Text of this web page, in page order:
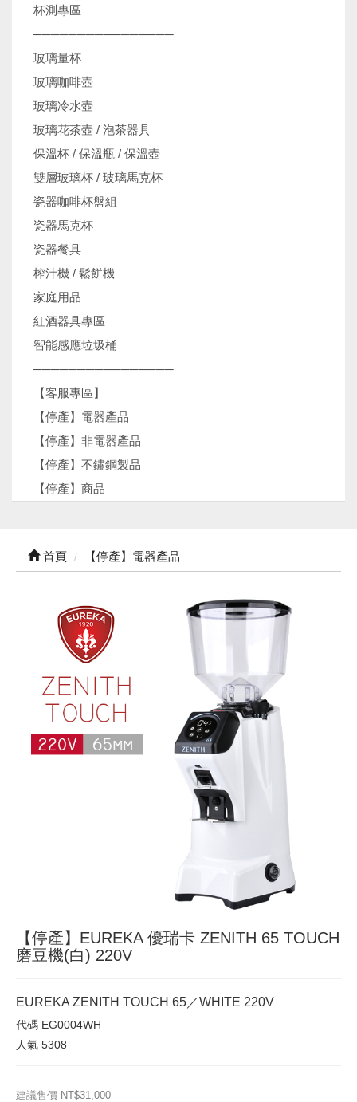
杯測專區
────────────────
玻璃量杯
玻璃咖啡壺
玻璃冷水壺
玻璃花茶壺 / 泡茶器具
保溫杯 / 保溫瓶 / 保溫壺
雙層玻璃杯 / 玻璃馬克杯
瓷器咖啡杯盤組
瓷器馬克杯
瓷器餐具
榨汁機 / 鬆餅機
家庭用品
紅酒器具專區
智能感應垃圾桶
────────────────
【客服專區】
【停產】電器產品
【停產】非電器產品
【停產】不鏽鋼製品
【停產】商品
首頁 【停產】電器產品
【停產】EUREKA 優瑞卡 ZENITH 65 TOUCH
磨豆機(白) 220V
EUREKA ZENITH TOUCH 65／WHITE 220V
代碼 EG0004WH
人氣 5308
建議售價 NT$31,000